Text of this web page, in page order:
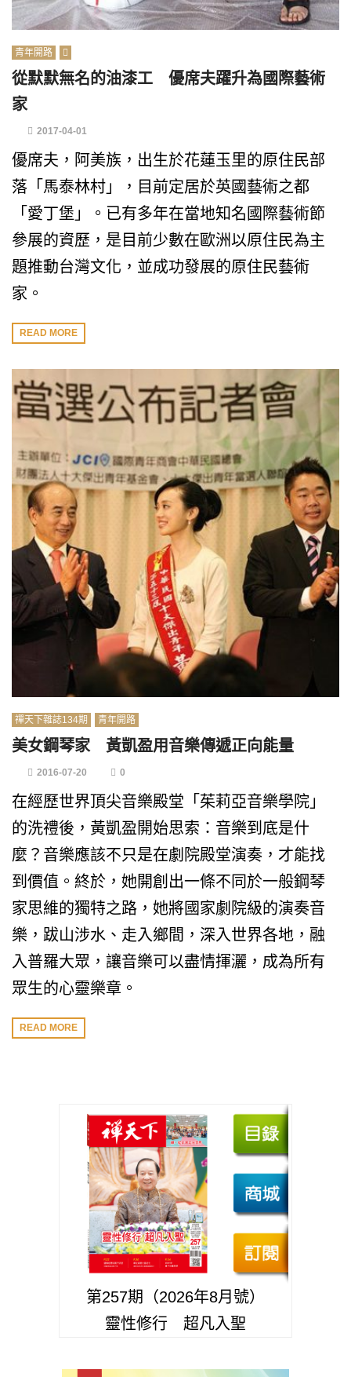
青年開路
從默默無名的油漆工 優席夫躍升為國際藝術
家
2017-04-01
優席夫，阿美族，出生於花蓮玉里的原住民部
落「馬泰林村」，目前定居於英國藝術之都
「愛丁堡」。已有多年在當地知名國際藝術節
參展的資歷，是目前少數在歐洲以原住民為主
題推動台灣文化，並成功發展的原住民藝術
家。
READ MORE
禪天下雜誌134期 青年開路
美女鋼琴家 黃凱盈用音樂傳遞正向能量
2016-07-20 0
在經歷世界頂尖音樂殿堂「茱莉亞音樂學院」
的洗禮後，黃凱盈開始思索：音樂到底是什
麼？音樂應該不只是在劇院殿堂演奏，才能找
到價值。終於，她開創出一條不同於一般鋼琴
家思維的獨特之路，她將國家劇院級的演奏音
樂，跋山涉水、走入鄉間，深入世界各地，融
入普羅大眾，讓音樂可以盡情揮灑，成為所有
眾生的心靈樂章。
READ MORE
第257期（2026年8月號）
靈性修行 超凡入聖